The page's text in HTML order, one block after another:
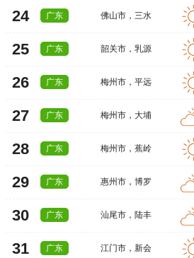
24 广东 佛山市 ，三水
25 广东 韶关市 ，乳源
26 广东 梅州市 ，平远
27 广东 梅州市 ， 大埔
28 广东 梅州市 ，蕉岭
29 广东 惠州市 ，博罗
30 广东 汕尾市 ， 陆丰
31 广东 江门市 ，新会